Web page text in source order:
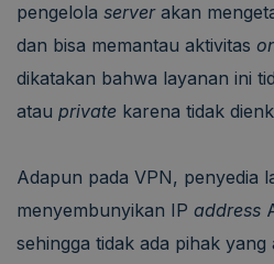
pengelola serverakan
dan bisa memantau aktivitas
dikatakan bahwa layanan ini
atau private karena tidak
Adapun pada VPN, penyedia
menyembunyikan IP address
sehingga tidak ada pihak yang